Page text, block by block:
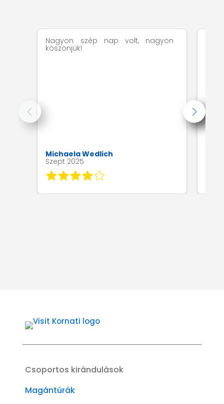
Nagyon szép nap volt, nagyon
köszönjük!
Michaela Wedlich
Szept 2025
Csoportos kirándulások
Magántúrák